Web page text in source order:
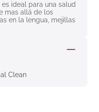
ideal para una salud
mas allá de los
en la lengua, mejillas
Clean